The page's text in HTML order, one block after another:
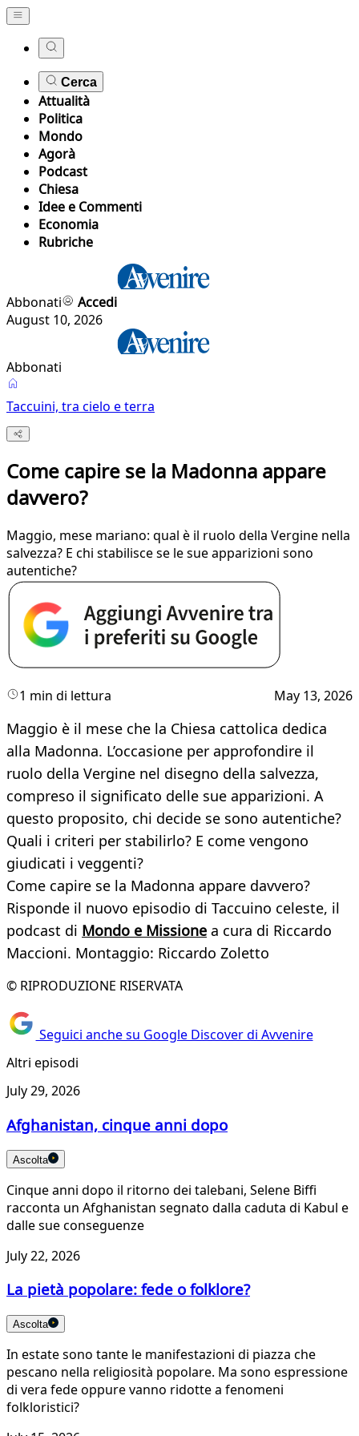
Cerca
Attualità
Politica
Mondo
Agorà
Podcast
Chiesa
Idee e Commenti
Economia
Rubriche
Abbonati
Accedi
August 10, 2026
Abbonati
Taccuini, tra cielo e terra
Come capire se la Madonna appare
davvero?
Maggio, mese mariano: qual è il ruolo della Vergine nella
salvezza? E chi stabilisce se le sue apparizioni sono
autentiche?
1 min di lettura May 13, 2026
Maggio è il mese che la Chiesa cattolica dedica
alla Madonna. L’occasione per approfondire il
ruolo della Vergine nel disegno della salvezza,
compreso il significato delle sue apparizioni. A
questo proposito, chi decide se sono autentiche?
Quali i criteri per stabilirlo? E come vengono
giudicati i veggenti?
Come capire se la Madonna appare davvero?
Risponde il nuovo episodio di Taccuino celeste, il
podcast di Mondo e Missione a cura di Riccardo
Maccioni. Montaggio: Riccardo Zoletto
© RIPRODUZIONE RISERVATA
Seguici anche su Google Discover di Avvenire
Altri episodi
July 29, 2026
Afghanistan, cinque anni dopo
Ascolta
Cinque anni dopo il ritorno dei talebani, Selene Biffi
racconta un Afghanistan segnato dalla caduta di Kabul e
dalle sue conseguenze
July 22, 2026
La pietà popolare: fede o folklore?
Ascolta
In estate sono tante le manifestazioni di piazza che
pescano nella religiosità popolare. Ma sono espressione
di vera fede oppure vanno ridotte a fenomeni
folkloristici?